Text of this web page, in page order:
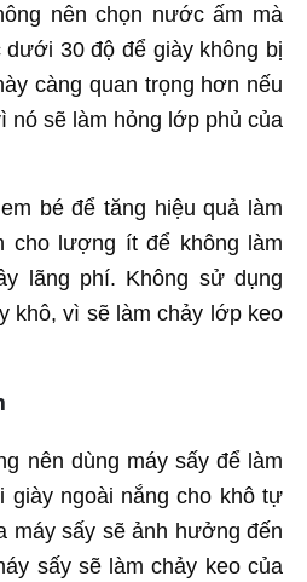
nên chọn nước ấm mà
30 độ để giày không bị
càng quan trọng hơn nếu
nó sẽ làm hỏng lớp phủ của
bé để tăng hiệu quả làm
cho lượng ít để không làm
lãng phí. Không sử dụng
khô, vì sẽ làm chảy lớp keo
nên dùng máy sấy để làm
giày ngoài nắng cho khô tự
máy sấy sẽ ảnh hưởng đến
sấy sẽ làm chảy keo của